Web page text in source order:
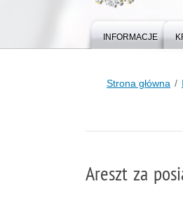
INFORMACJE
Strona główna
Areszt za